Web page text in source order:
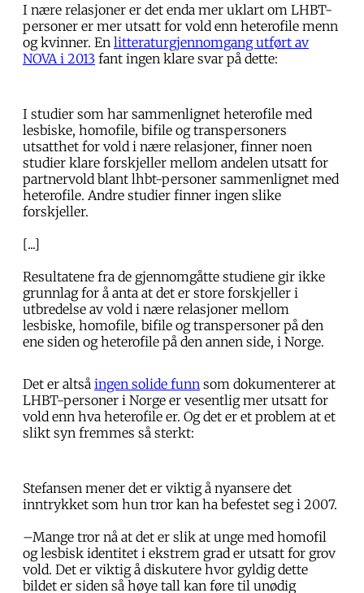
I nære relasjoner er det enda mer uklart om LHBT-
personer er mer utsatt for vold enn heterofile menn
og kvinner. En litteraturgjennomgang utført av
NOVA i 2013 fant ingen klare svar på dette:
I studier som har sammenlignet heterofile med
lesbiske, homofile, bifile og transpersoners
utsatthet for vold i nære relasjoner, finner noen
studier klare forskjeller mellom andelen utsatt for
partnervold blant lhbt-personer sammenlignet med
heterofile. Andre studier finner ingen slike
forskjeller.
[...]
Resultatene fra de gjennomgåtte studiene gir ikke
grunnlag for å anta at det er store forskjeller i
utbredelse av vold i nære relasjoner mellom
lesbiske, homofile, bifile og transpersoner på den
ene siden og heterofile på den annen side, i Norge.
Det er altså ingen solide funn som dokumenterer at
LHBT-personer i Norge er vesentlig mer utsatt for
vold enn hva heterofile er. Og det er et problem at et
slikt syn fremmes så sterkt:
Stefansen mener det er viktig å nyansere det
inntrykket som hun tror kan ha befestet seg i 2007.
–Mange tror nå at det er slik at unge med homofil
og lesbisk identitet i ekstrem grad er utsatt for grov
vold. Det er viktig å diskutere hvor gyldig dette
bildet er siden så høye tall kan føre til unødig